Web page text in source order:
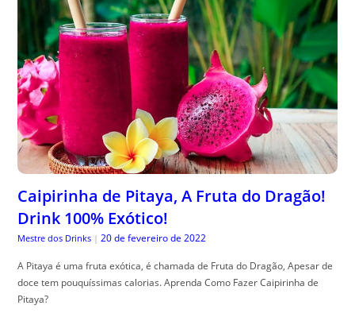
Caipirinha de Pitaya, A Fruta do Dragão!
Drink 100% Exótico!
Mestre dos Drinks | 20 de fevereiro de 2022
A Pitaya é uma fruta exótica, é chamada de Fruta do Dragão, Apesar de
doce tem pouquíssimas calorias. Aprenda Como Fazer Caipirinha de
Pitaya?